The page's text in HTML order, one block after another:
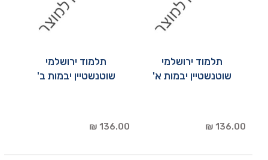
תלמוד ירושלמי
שוטנשטיין יבמות א'
136.00 ₪
תלמוד ירושלמי
שוטנשטיין יבמות ב'
136.00 ₪